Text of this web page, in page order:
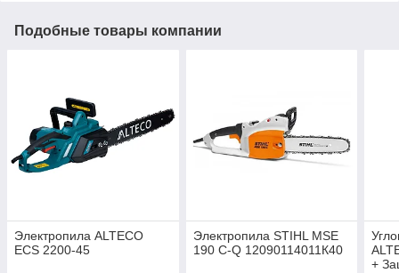
Подобные товары компании
Электропила ALTECO
ECS 2200-45
Электропила STIHL MSE
190 C-Q 12090114011К40
+